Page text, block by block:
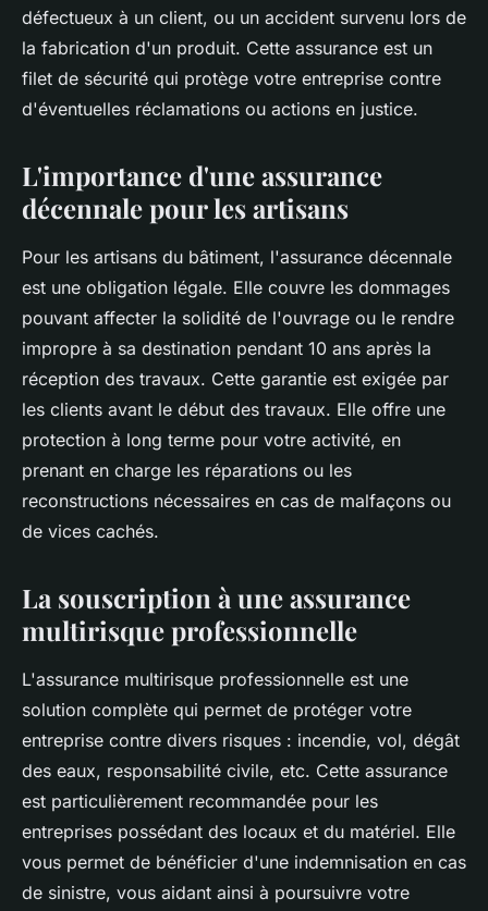
défectueux à un client, ou un accident survenu lors de
la fabrication d'un produit. Cette assurance est un
filet de sécurité qui protège votre entreprise contre
d'éventuelles réclamations ou actions en justice.
L'importance d'une assurance
décennale pour les artisans
Pour les artisans du bâtiment, l'assurance décennale
est une obligation légale. Elle couvre les dommages
pouvant affecter la solidité de l'ouvrage ou le rendre
impropre à sa destination pendant 10 ans après la
réception des travaux. Cette garantie est exigée par
les clients avant le début des travaux. Elle offre une
protection à long terme pour votre activité, en
prenant en charge les réparations ou les
reconstructions nécessaires en cas de malfaçons ou
de vices cachés.
La souscription à une assurance
multirisque professionnelle
L'assurance multirisque professionnelle est une
solution complète qui permet de protéger votre
entreprise contre divers risques : incendie, vol, dégât
des eaux, responsabilité civile, etc. Cette assurance
est particulièrement recommandée pour les
entreprises possédant des locaux et du matériel. Elle
vous permet de bénéficier d'une indemnisation en cas
de sinistre, vous aidant ainsi à poursuivre votre